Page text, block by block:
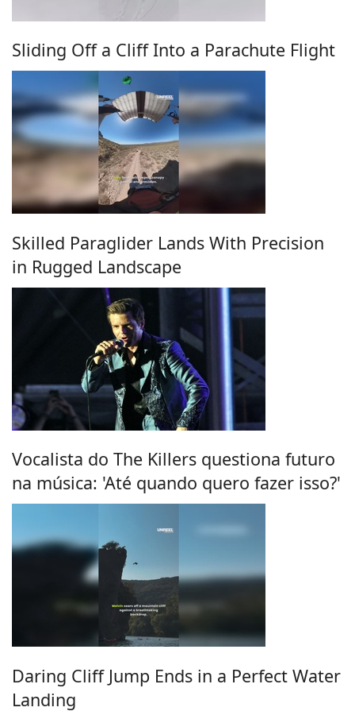
Sliding Off a Cliff Into a Parachute Flight
Skilled Paraglider Lands With Precision
in Rugged Landscape
Vocalista do The Killers questiona futuro
na música: 'Até quando quero fazer isso?'
Daring Cliff Jump Ends in a Perfect Water
Landing